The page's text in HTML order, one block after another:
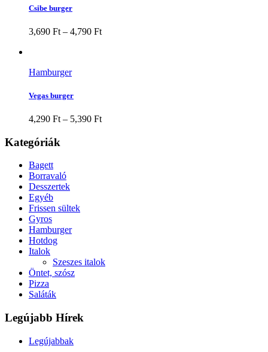
Csibe burger
3,690 Ft – 4,790 Ft
Hamburger
Vegas burger
4,290 Ft – 5,390 Ft
Kategóriák
Bagett
Borravaló
Desszertek
Egyéb
Frissen sültek
Gyros
Hamburger
Hotdog
Italok
Szeszes italok
Öntet, szósz
Pizza
Saláták
Legújabb Hírek
Legújabbak